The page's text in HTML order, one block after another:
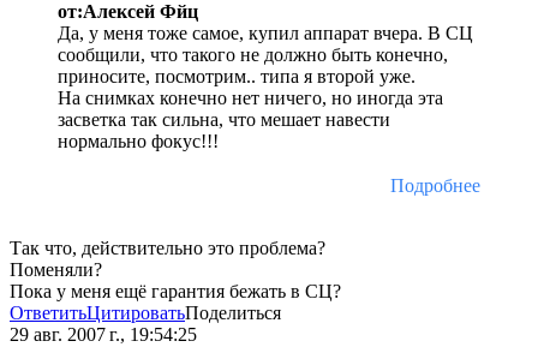
от:Алексей Фйц
Да, у меня тоже самое, купил аппарат вчера. В СЦ
сообщили, что такого не должно быть конечно,
приносите, посмотрим.. типа я второй уже.
На снимках конечно нет ничего, но иногда эта
засветка так сильна, что мешает навести
нормально фокус!!!
Подробнее
Так что, действительно это проблема?
Поменяли?
Пока у меня ещё гарантия бежать в СЦ?
ОтветитьЦитироватьПоделиться
29 авг. 2007 г., 19:54:25